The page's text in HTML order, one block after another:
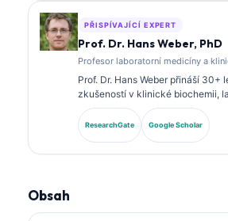
PŘISPÍVAJÍCÍ EXPERT
Prof. Dr. Hans Weber, PhD
Profesor laboratorní medicíny a
Prof. Dr. Hans Weber přináší 30+
zkušeností v klinické biochemii,
a výzkumu biomarkerů. Bývalý
společnosti pro klinickou chemii,
analýzu diagnostických panelů,
ResearchGate Google Scholar
Obsah